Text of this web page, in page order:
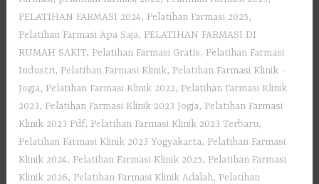
PELATIHAN FARMASI 2024, Pelatihan Farmasi 2025,
Pelatihan Farmasi Apa Saja, PELATIHAN FARMASI DI
RUMAH SAKIT, Pelatihan Farmasi Gratis, Pelatihan Farmasi
Industri, Pelatihan Farmasi Klinik, Pelatihan Farmasi Klinik -
Jogja, Pelatihan Farmasi Klinik 2022, Pelatihan Farmasi Klinik
2023, Pelatihan Farmasi Klinik 2023 Jogja, Pelatihan Farmasi
Klinik 2023 Pdf, Pelatihan Farmasi Klinik 2023 Terbaru,
Pelatihan Farmasi Klinik 2023 Yogyakarta, Pelatihan Farmasi
Klinik 2024, Pelatihan Farmasi Klinik 2025, Pelatihan Farmasi
Klinik 2026, Pelatihan Farmasi Klinik Adalah, Pelatihan